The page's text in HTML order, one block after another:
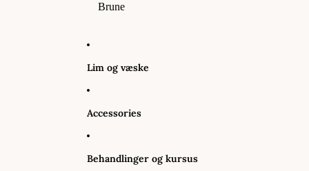
Brune
Lim og væske
Accessories
Behandlinger og kursus